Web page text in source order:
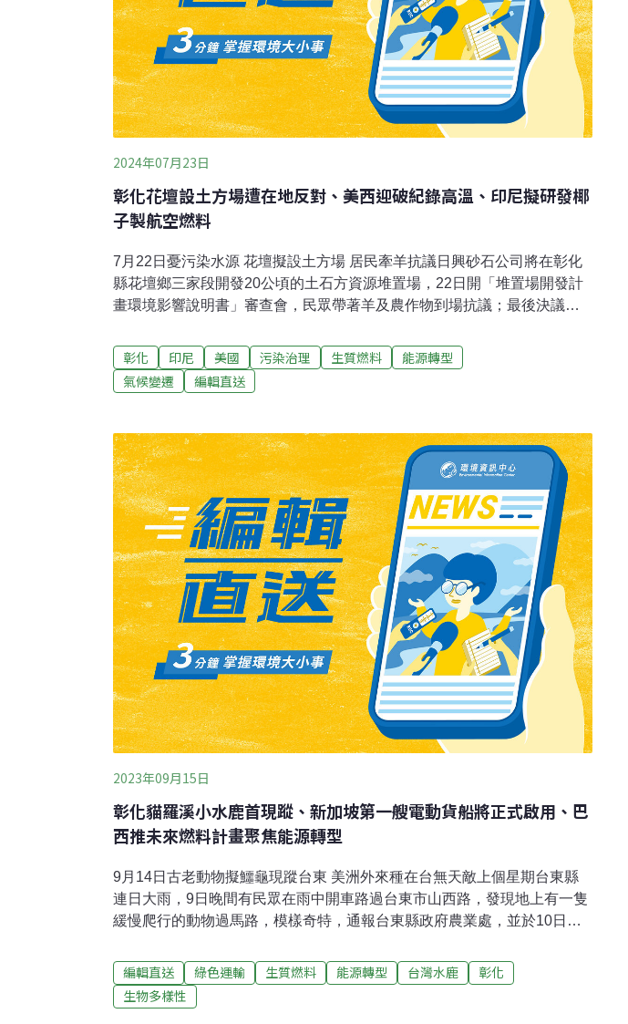
2024年07月23日
彰化花壇設土方場遭在地反對、美西迎破紀錄高溫、印尼擬研發椰
子製航空燃料
7月22日憂污染水源 花壇擬設土方場 居民牽羊抗議日興砂石公司將在彰化
縣花壇鄉三家段開發20公頃的土石方資源堆置場，22日開「堆置場開發計
畫環境影響說明書」審查會，民眾帶著羊及農作物到場抗議；最後決議本
源，強調一定反對到底。開發的顧問公司表示，未來進場的是單純的營建
土方，不會有廢棄物，不會造成污染，且可以讓土方再利用。（聯合報報
導）新北環評委員規程 主委由市長兼任改市長指派、藍綠反對一定規模開
員會組織規程」，主任委員由「市長兼任」，改為「市長或指派副祕書長
層級以上代表兼任」，規程送議會法規會備查，遭藍綠議員質疑恐導致民
選市長「有權無責」，建議改回市長，一肩扛下責任環評責任。新北市環
保局表示，其餘五都都是副市長或副祕書長層級擔任主委，北市甚至環保
局長即可，會再視實務運
彰化 印尼 美國 污染治理 生質燃料
能源轉型
氣候變遷
編輯直送
2023年09月15日
彰化貓羅溪小水鹿首現蹤、新加坡第一艘電動貨船將正式啟用、巴
西推未來燃料計畫聚焦能源轉型
9月14日古老動物擬鱷龜現蹤台東 美洲外來種在台無天敵上個星期台東縣
連日大雨，9日晚間有民眾在雨中開車路過台東市山西路，發現地上有一隻
緩慢爬行的動物過馬路，模樣奇特，通報台東縣政府農業處，並於10日捕
沒有天敵，咬到人嚴重可能會骨折，縣府已經公告認領。不過「擬鱷龜」
是公告禁止輸入和飼養的動物，飼養的民眾可能會觸法。（公視新聞網報
導）超萌！貓羅溪小水鹿首現蹤 蹦蹦跳跳超驚艷繼彰化市石牌坑親水步道
編輯直送 綠色運輸 生質燃料 能源轉型 台灣水鹿
彰化
生物多樣性